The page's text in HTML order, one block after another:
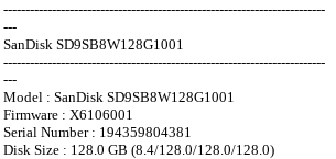
-------------------------------------------------------------------------
---
SanDisk SD9SB8W128G1001
-------------------------------------------------------------------------
---
Model : SanDisk SD9SB8W128G1001
Firmware : X6106001
Serial Number : 194359804381
Disk Size : 128.0 GB (8.4/128.0/128.0/128.0)